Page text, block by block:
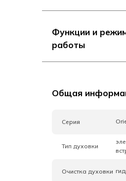
Функции и
работы
Общая
Серия
Тип духовки
Очистка духовки